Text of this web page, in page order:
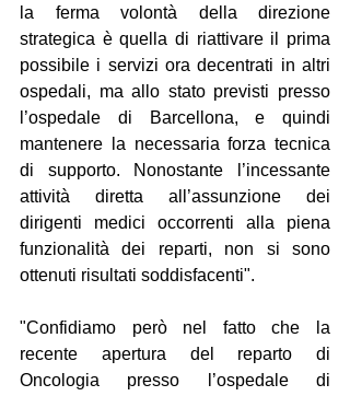
la ferma volontà della direzione
strategica è quella di riattivare il prima
possibile i servizi ora decentrati in altri
ospedali, ma allo stato previsti presso
l’ospedale di Barcellona, e quindi
mantenere la necessaria forza tecnica
di supporto. Nonostante l’incessante
attività diretta all’assunzione dei
dirigenti medici occorrenti alla piena
funzionalità dei reparti, non si sono
ottenuti risultati soddisfacenti".
"Confidiamo però nel fatto che la
recente apertura del reparto di
Oncologia presso l’ospedale di